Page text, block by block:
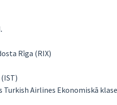
Rīga (RIX)
Airlines Ekonomiskā